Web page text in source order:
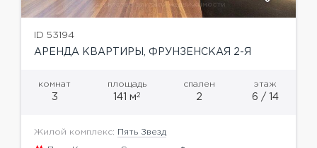
ID 53194
АРЕНДА КВАРТИРЫ, ФРУНЗЕНСКАЯ 2-Я
комнат
3
площадь
141 м2
спален
2
этаж
6 / 14
Жилой комплекс: Пять Звезд